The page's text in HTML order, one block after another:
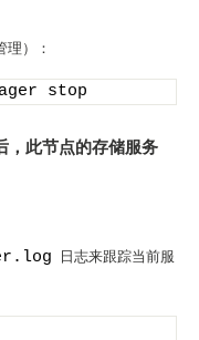
）：
stop
此节点的存储服务
日志来跟踪当前服